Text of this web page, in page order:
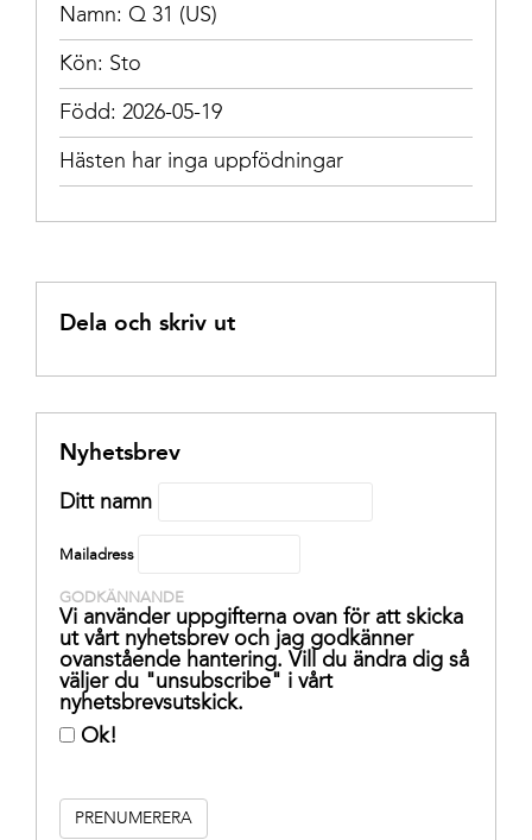
Namn: Q 31 (US)
Kön: Sto
Född: 2026-05-19
Hästen har inga uppfödningar
Dela och skriv ut
Nyhetsbrev
Ditt namn
Mailadress
GODKÄNNANDE
Vi använder uppgifterna ovan för att skicka
ut vårt nyhetsbrev och jag godkänner
ovanstående hantering. Vill du ändra dig så
väljer du "unsubscribe" i vårt
nyhetsbrevsutskick.
Ok!